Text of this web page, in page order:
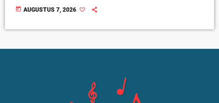
today AUGUSTUS 7, 2026